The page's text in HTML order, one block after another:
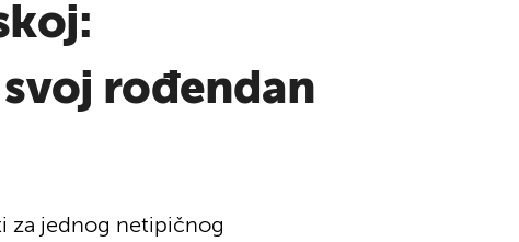
rođendan
za jednog netipičnog